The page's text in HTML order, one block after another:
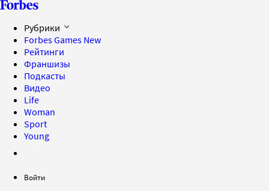
Рубрики
Forbes Games New
Рейтинги
Франшизы
Подкасты
Видео
Life
Woman
Sport
Young
Войти